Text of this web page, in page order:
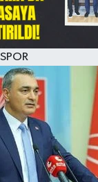
SPOR